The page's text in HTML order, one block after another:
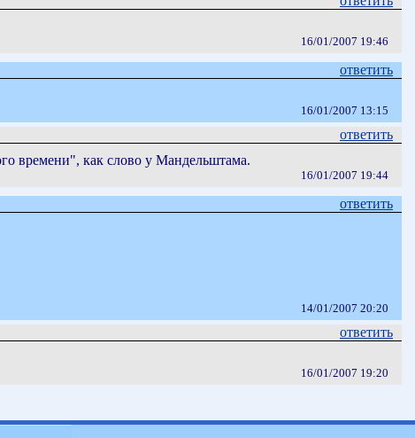
16/01/2007 19:46
ответить
16/01/2007 13:15
ответить
времени", как слово у Мандельштама.
16/01/2007 19:44
ответить
14/01/2007 20:20
ответить
16/01/2007 19:20